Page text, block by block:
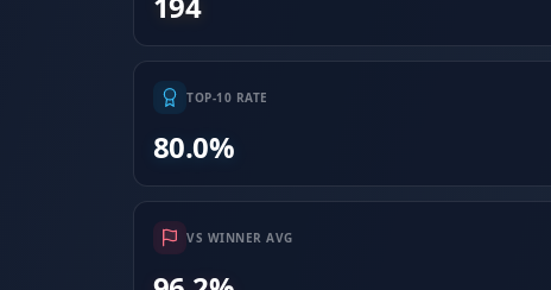
TOP-10 RATE
80.0%
VS WINNER AVG